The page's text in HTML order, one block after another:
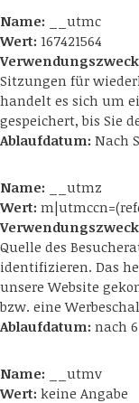
Name: __utmc
Wert: 167421564
Sitzungen für
handelt es sich um
gespeichert, bis Sie
Ablaufdatum: Nach
Name: __utmz
Wert:
Quelle des
identifizieren. Das
unsere Website
bzw. eine
Ablaufdatum: nach
Name: __utmv
Wert: keine Angabe